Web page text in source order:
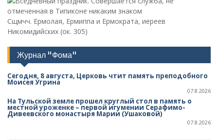
Сщмчч. Ермолая, Ермиппа и Ермократа, иереев
Никомидийских (ок. 305)
Журнал "Фома"
Сегодня, 8 августа, Церковь чтит память преподобного
Моисея Угрина
07.8.2026
На Тульской земле прошел круглый стол в память о
местной уроженке – первой игумении Серафимо-
Дивеевского монастыря Марии (Ушаковой)
07.8.2026